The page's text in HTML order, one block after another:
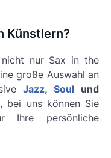
Künstlern?
nicht nur Sax in the
große Auswahl an
Jazz,Soul und
bei uns können Sie
Ihre persönliche